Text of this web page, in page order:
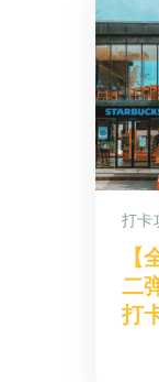
打卡
二
打